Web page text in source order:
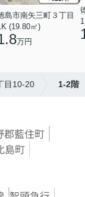
島市南矢三町３丁目
(19.80㎡)
万円
目10-20 1-2階
郡藍住町
島町